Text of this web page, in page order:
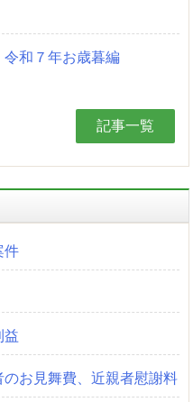
和７年お歳暮編
記事一覧
件
お見舞費、近親者慰謝料